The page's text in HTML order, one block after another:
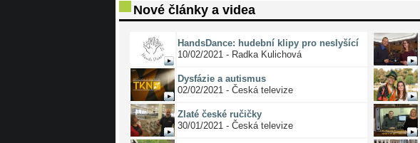
Nové články a videa
HandsDance: hudební klipy pro neslyšící
10/02/2021 - Radka Kulichová
Dysfázie a autismus
02/02/2021 - Česká televize
Zlaté české ručičky
30/01/2021 - Česká televize